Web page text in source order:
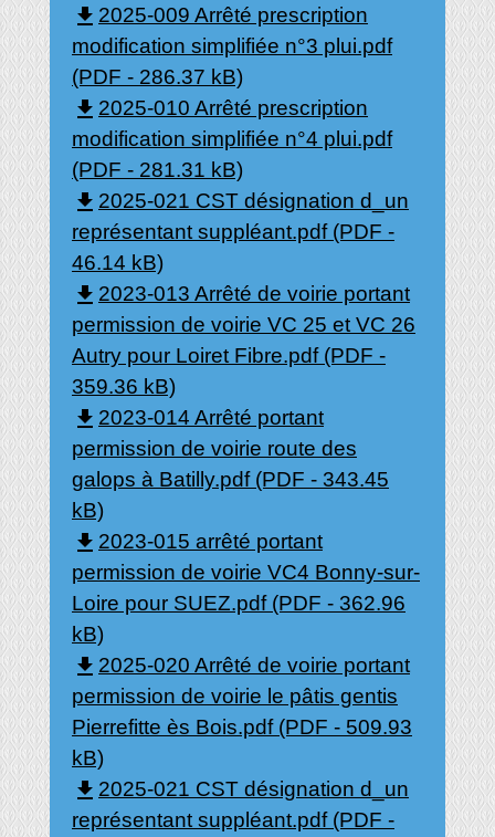
file_download 2025-009 Arrêté prescription
modification simplifiée n°3 plui.pdf
(PDF - 286.37 kB)
file_download 2025-010 Arrêté prescription
modification simplifiée n°4 plui.pdf
(PDF - 281.31 kB)
file_download 2025-021 CST désignation d_un
représentant suppléant.pdf (PDF -
46.14 kB)
file_download 2023-013 Arrêté de voirie portant
permission de voirie VC 25 et VC 26
Autry pour Loiret Fibre.pdf (PDF -
359.36 kB)
file_download 2023-014 Arrêté portant
permission de voirie route des
galops à Batilly.pdf (PDF - 343.45
kB)
file_download 2023-015 arrêté portant
permission de voirie VC4 Bonny-sur-
Loire pour SUEZ.pdf (PDF - 362.96
kB)
file_download 2025-020 Arrêté de voirie portant
permission de voirie le pâtis gentis
Pierrefitte ès Bois.pdf (PDF - 509.93
kB)
file_download 2025-021 CST désignation d_un
représentant suppléant.pdf (PDF -